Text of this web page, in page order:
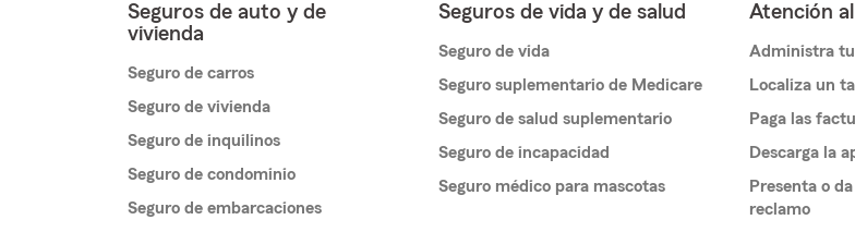
Seguros de auto y de
vivienda
Seguro de carros
Seguro de vivienda
Seguro de inquilinos
Seguro de condominio
Seguro de embarcaciones
Seguros de vida y de salud
Seguro de vida
Seguro suplementario de Medicare
Seguro de salud suplementario
Seguro de incapacidad
Seguro médico para mascotas
Atención
Administra
Localiza un
Paga las
Descarga la
Presenta o
reclamo